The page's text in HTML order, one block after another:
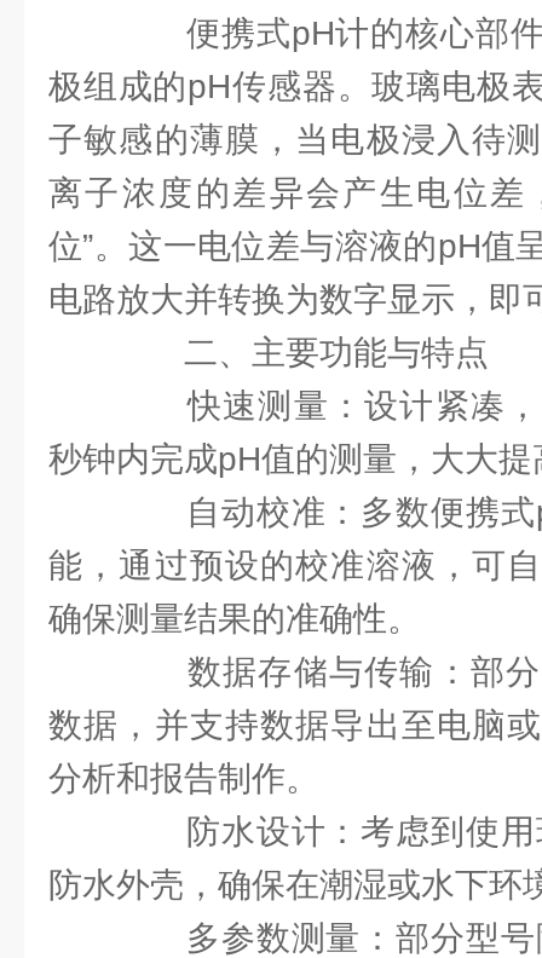
便携式pH计的核心部件
极组成的pH传感器。玻璃电极
子敏感的薄膜，当电极浸入待
离子浓度的差异会产生电位差
位”。这一电位差与溶液的pH值
电路放大并转换为数字显示，即
二、主要功能与特点
快速测量：设计紧凑，
秒钟内完成pH值的测量，大大
自动校准：多数便携式
能，通过预设的校准溶液，可
确保测量结果的准确性。
数据存储与传输：部分
数据，并支持数据导出至电脑
分析和报告制作。
防水设计：考虑到使用
防水外壳，确保在潮湿或水下环
多参数测量：部分型号